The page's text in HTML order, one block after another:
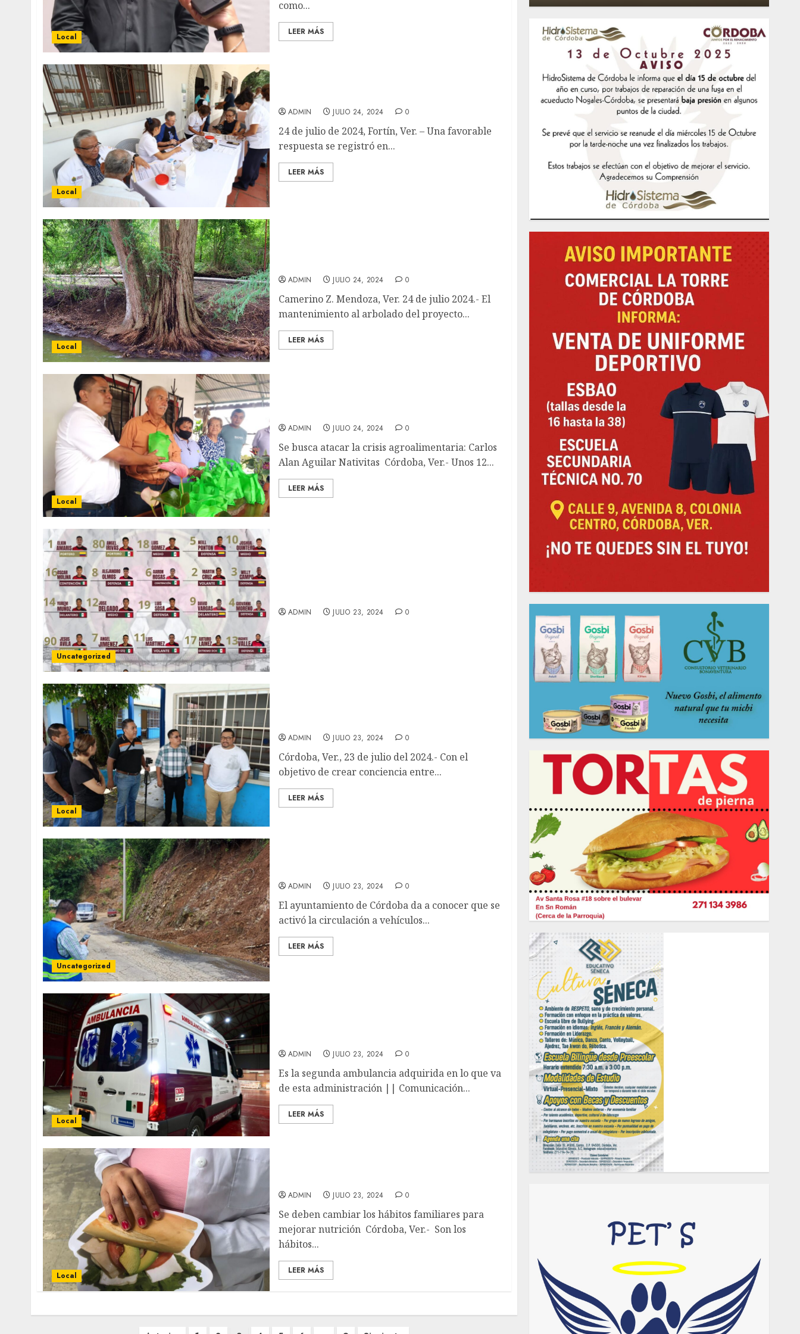
Local
como...
LEER MÁS
Local
ADMIN JULIO 24, 2024 0
24 de julio de 2024, Fortín, Ver. – Una favorable
respuesta se registró en...
LEER MÁS
Local
ADMIN JULIO 24, 2024 0
Camerino Z. Mendoza, Ver. 24 de julio 2024.- El
mantenimiento al arbolado del proyecto...
LEER MÁS
Local
ADMIN JULIO 24, 2024 0
Se busca atacar la crisis agroalimentaria: Carlos
Alan Aguilar Nativitas Córdoba, Ver.- Unos 12...
LEER MÁS
Uncategorized
ADMIN JULIO 23, 2024 0
Local
ADMIN JULIO 23, 2024 0
Córdoba, Ver., 23 de julio del 2024.- Con el
objetivo de crear conciencia entre...
LEER MÁS
Uncategorized
ADMIN JULIO 23, 2024 0
El ayuntamiento de Córdoba da a conocer que se
activó la circulación a vehículos...
LEER MÁS
Local
ADMIN JULIO 23, 2024 0
Es la segunda ambulancia adquirida en lo que va
de esta administración || Comunicación...
LEER MÁS
Local
ADMIN JULIO 23, 2024 0
Se deben cambiar los hábitos familiares para
mejorar nutrición Córdoba, Ver.- Son los
hábitos...
LEER MÁS